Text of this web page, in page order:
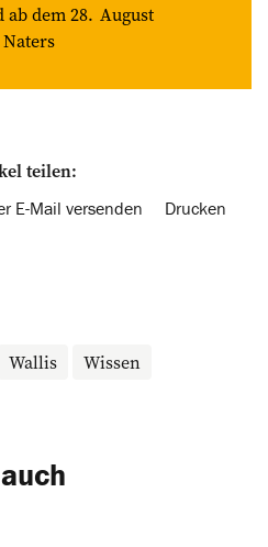
ab dem 28. August
teilen:
E-Mail versenden Drucken
Wallis Wissen